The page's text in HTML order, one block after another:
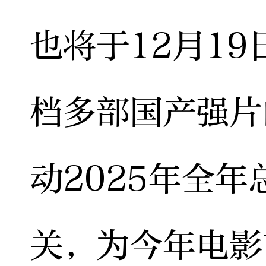
也将于12月19
档多部国产强
动2025年全年
关，为今年电